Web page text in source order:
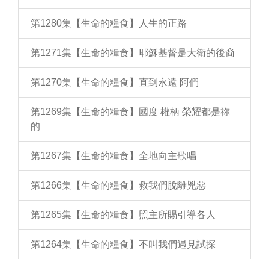
第1280集【生命的糧食】人生的正路
第1271集【生命的糧食】耶穌基督是大衛的後裔
第1270集【生命的糧食】直到永遠 阿們
第1269集【生命的糧食】國度 權柄 榮耀都是祢
的
第1267集【生命的糧食】全地向主歌唱
第1266集【生命的糧食】救我們脫離兇惡
第1265集【生命的糧食】照主所賜引導各人
第1264集【生命的糧食】不叫我們遇見試探